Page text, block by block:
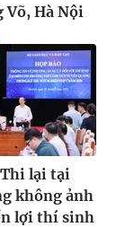
Võ, Hà Nội
lại tại
không ảnh
lợi thí sinh